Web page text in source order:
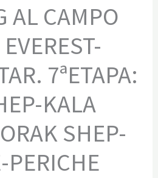
AL CAMPO
7ªETAPA:
KALA
SHEP-
PERICHE